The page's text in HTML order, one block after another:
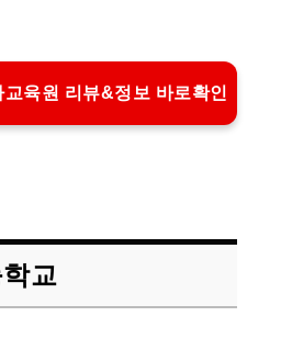
육원 리뷰&정보 바로확인
교